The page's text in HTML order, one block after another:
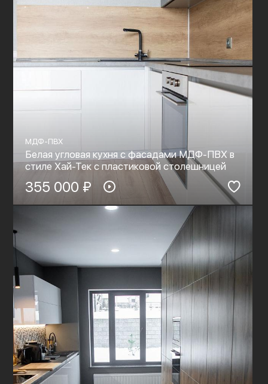
МДФ-ПВХ
Белая угловая кухня с фасадами МДФ-ПВХ в
стиле Хай-Тек с пластиковой столешницей
355 000 ₽